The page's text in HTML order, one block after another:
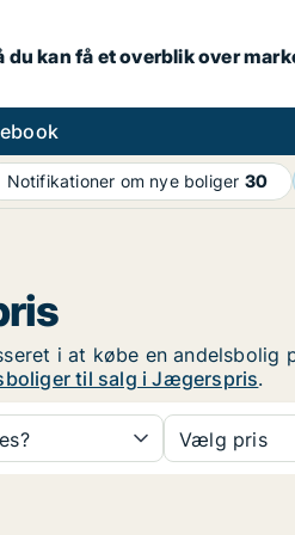
du kan få et overblik over
Notifikationer om nye boliger 30
i at købe en
til salg i Jægerspris.
Vælg pris